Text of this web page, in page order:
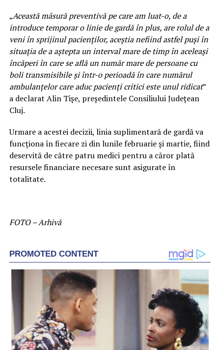
„Această măsură preventivă pe care am luat-o, de a
introduce temporar o linie de gardă în plus, are rolul de a
veni în sprijinul pacienţilor, aceştia nefiind astfel puşi în
situaţia de a aştepta un interval mare de timp în aceleaşi
încăperi în care se află un număr mare de persoane cu
boli transmisibile şi într-o perioadă în care numărul
ambulanţelor care aduc pacienţi critici este unul ridicat”
a declarat Alin Tişe, preşedintele Consiliului Judeţean
Cluj.
Urmare a acestei decizii, linia suplimentară de gardă va
funcţiona în fiecare zi din lunile februarie şi martie, fiind
deservită de către patru medici pentru a căror plată
resursele financiare necesare sunt asigurate în
totalitate.
FOTO – Arhivă